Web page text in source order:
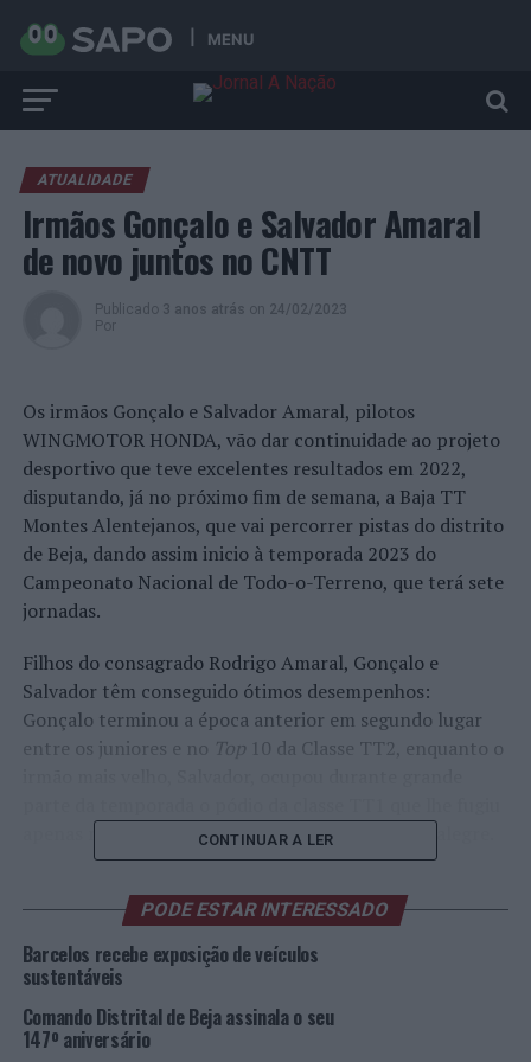
MENU
ATUALIDADE
Irmãos Gonçalo e Salvador Amaral
de novo juntos no CNTT
Publicado 3 anos atrás on 24/02/2023
Por
Os irmãos Gonçalo e Salvador Amaral, pilotos
WINGMOTOR HONDA, vão dar continuidade ao projeto
desportivo que teve excelentes resultados em 2022,
disputando, já no próximo fim de semana, a Baja TT
Montes Alentejanos, que vai percorrer pistas do distrito
de Beja, dando assim inicio à temporada 2023 do
Campeonato Nacional de Todo-o-Terreno, que terá sete
jornadas.
Filhos do consagrado Rodrigo Amaral, Gonçalo e
Salvador têm conseguido ótimos desempenhos:
Gonçalo terminou a época anterior em segundo lugar
entre os juniores e no Top10 da Classe TT2, enquanto o
apenas na derradeira jornada, a mítica Baja Portalegre.
vai ser novamente feita aos comandos de uma Honda
450 e a disputar a classe TT2, mas com mais ambição.
Quero lutar pelas primeiras posições. É cedo demais
mas mais para a frente se verá. Beja é uma corrida que
não me tem deixado boas recordações nos últimos dois
CONTINUAR A LER
PODE ESTAR INTERESSADO
Barcelos recebe exposição de veículos
sustentáveis
Comando Distrital de Beja assinala o seu
147º aniversário